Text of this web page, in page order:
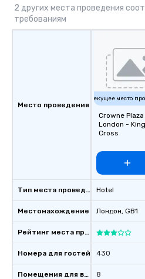
2 других места проведения
требованиям
Место проведения
Тип места проведения
Местонахождение
Рейтинг места проведения
Номера для гостей
Помещения для встреч
Текущее место
Crowne Plaza
London -
Cross
Hotel
Лондон, GB1
430
8